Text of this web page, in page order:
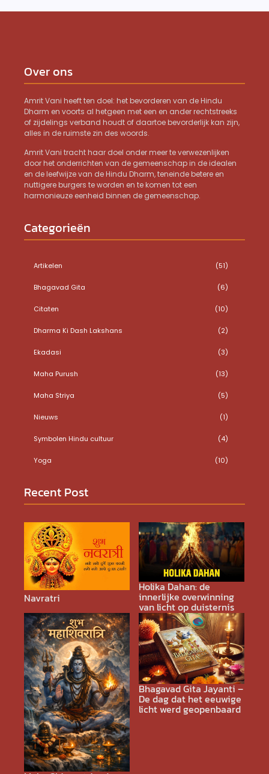
Over ons
Amrit Vani heeft ten doel: het bevorderen van de Hindu
Dharm en voorts al hetgeen met een en ander rechtstreeks
of zijdelings verband houdt of daartoe bevorderlijk kan zijn,
alles in de ruimste zin des woords.
Amrit Vani tracht haar doel onder meer te verwezenlijken
door het onderrichten van de gemeenschap in de idealen
en de leefwijze van de Hindu Dharm, teneinde betere en
nuttigere burgers te worden en te komen tot een
harmonieuze eenheid binnen de gemeenschap.
Categorieën
Artikelen (51)
Bhagavad Gita (6)
Citaten (10)
Dharma Ki Dash Lakshans (2)
Ekadasi (3)
Maha Purush (13)
Maha Striya (5)
Nieuws (1)
Symbolen Hindu cultuur (4)
Yoga (10)
Recent Post
Navratri
Holika Dahan: de
innerlijke overwinning
van licht op duisternis
Bhagavad Gita Jayanti –
De dag dat het eeuwige
licht werd geopenbaard